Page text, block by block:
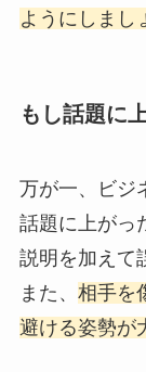
ようにしまし
もし話題に
万が一、ビジ
話題に上がっ
説明を加えて
また、 相手を
避ける姿勢が